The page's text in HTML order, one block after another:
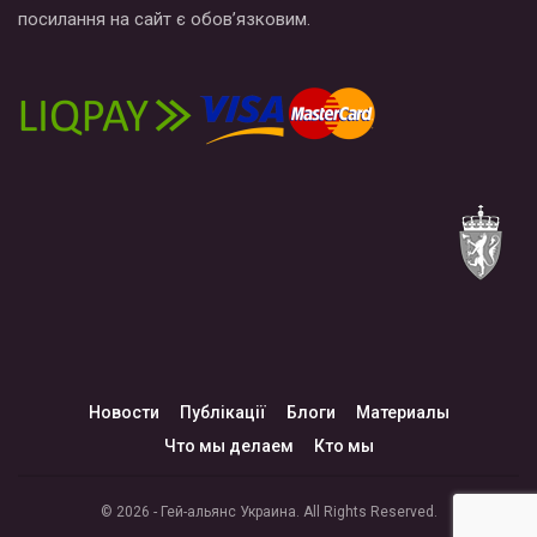
посилання на сайт є обов’язковим.
Новости Публікації Блоги
Материалы
Что мы делаем
Кто мы
© 2026 - Гей-альянс Украина. All Rights Reserved.